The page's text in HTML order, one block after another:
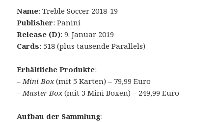
Name: Treble Soccer 2018-19
Publisher: Panini
Release (D): 9. Januar 2019
Cards: 518 (plus tausende Parallels)
Erhältliche Produkte:
– Mini Box(mit 5 Karten) – 79,99 Euro
–Master Box(mit 3 Mini Boxen) – 249,99 Euro
Aufbau der Sammlung: